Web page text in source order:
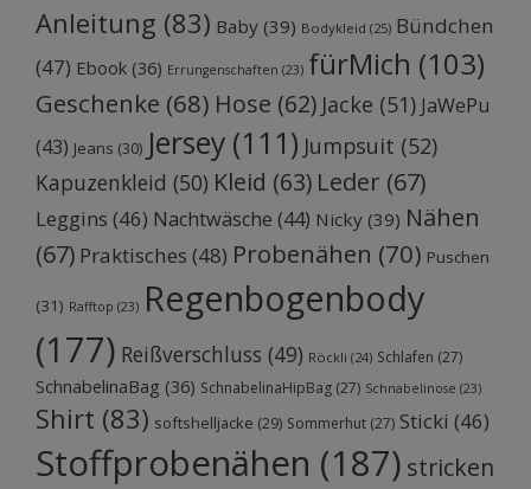
Anleitung (83) Baby (39) Bodykleid (25) Bündchen
(47) Ebook (36) Errungenschaften (23) fürMich (103)
Geschenke (68) Hose (62) Jacke (51) JaWePu
(43) Jeans (30) Jersey (111) Jumpsuit (52)
Kapuzenkleid (50) Kleid (63) Leder (67)
Leggins (46) Nachtwäsche (44) Nicky (39) Nähen
(67) Praktisches (48) Probenähen (70) Puschen
(31) Rafftop (23) Regenbogenbody
(177) Reißverschluss (49) Röckli (24) Schlafen (27)
SchnabelinaBag (36) SchnabelinaHipBag (27) Schnabelinose (23)
Shirt (83) softshelljacke (29) Sommerhut (27) Sticki (46)
Stoffprobenähen (187) stricken